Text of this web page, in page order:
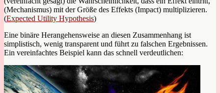
(Mechanismus) mit der Größe des Effekts (Impact) multiplizieren.
(Expected Utility Hypothesis)
Eine binäre Herangehensweise an diesen Zusammenhang ist
simplistisch, wenig transparent und führt zu falschen Ergebnissen.
Ein vereinfachtes Beispiel kann das schnell verdeutlichen: